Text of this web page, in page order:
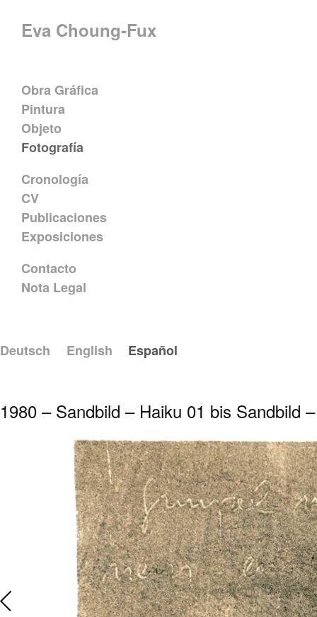
Eva Choung-Fux
Obra Gráfica
Pintura
Objeto
Fotografía
Cronología
CV
Publicaciones
Exposiciones
Contacto
Nota Legal
Deutsch English Español
1980 – Sandbild – Haiku 01 bis Sandbild